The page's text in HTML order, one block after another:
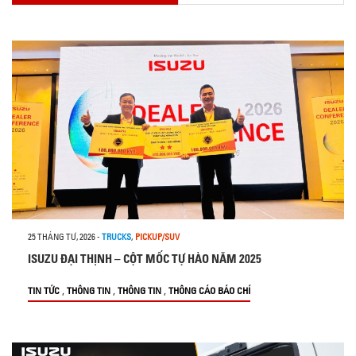
25 THÁNG TƯ, 2026- TRUCKS, PICKUP/SUV
ISUZU ĐẠI THỊNH – CỘT MỐC TỰ HÀO NĂM 2025
TIN TỨC , THÔNG TIN , THÔNG TIN , THÔNG CÁO BÁO CHÍ